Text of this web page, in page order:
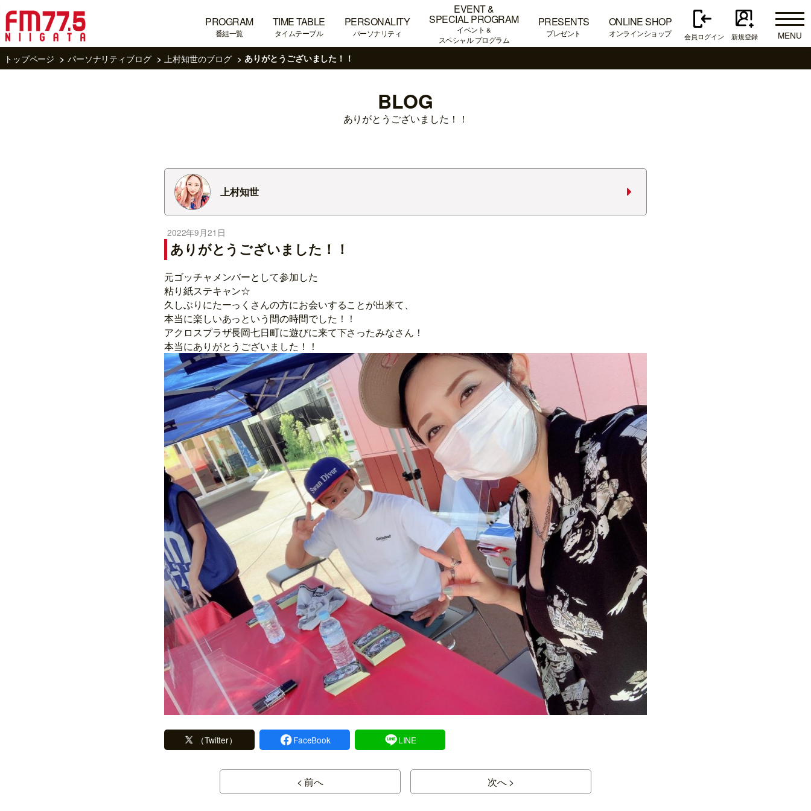
PROGRAM
番組一覧
TIME TABLE
タイムテーブル
PERSONALITY
パーソナリティ
EVENT &
SPECIAL PROGRAM
イベント &
スペシャル プログラム
PRESENTS
プレゼント
ONLINE SHOP
オンラインショップ 会員ログイン 新規登録
MENU
トップページ
パーソナリティブログ 上村知世のブログ ありがとうございました！！
BLOG
ありがとうございました！！
上村知世
2022年9月21日
ありがとうございました！！
元ゴッチャメンバーとして参加した
粘り紙ステキャン☆
久しぶりにたーっくさんの方にお会いすることが出来て、
本当に楽しいあっという間の時間でした！！
アクロスプラザ長岡七日町に遊びに来て下さったみなさん！
本当にありがとうございました！！
（Twitter） FaceBook LINE
< 前へ 次へ >